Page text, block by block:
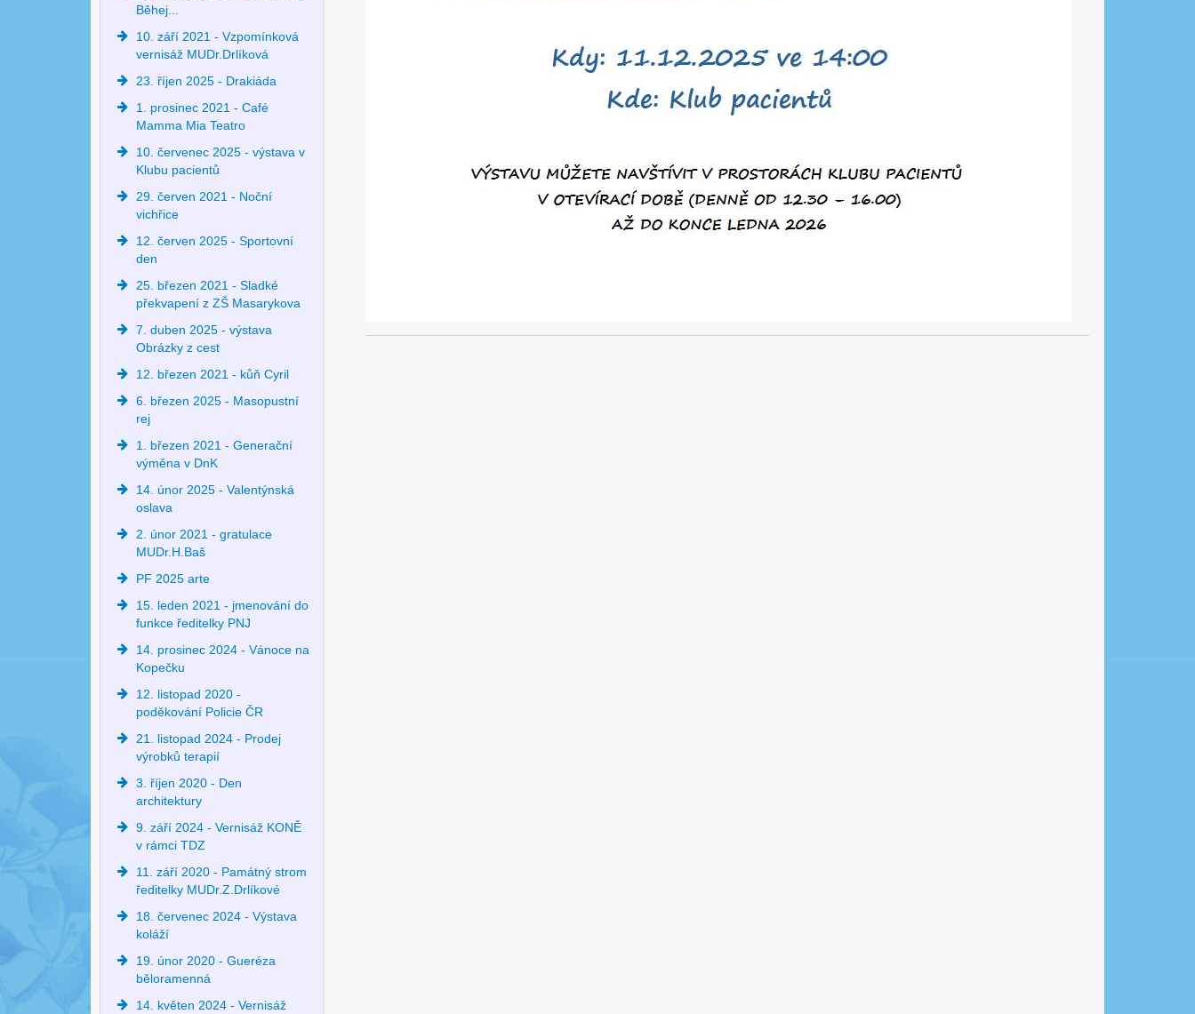
Běhej...
10. září 2021 - Vzpomínková
vernisáž MUDr.Drlíková
23. říjen 2025 - Drakiáda
1. prosinec 2021 - Café
Mamma Mia Teatro
10. červenec 2025 - výstava v
Klubu pacientů
29. červen 2021 - Noční
vichřice
12. červen 2025 - Sportovní
den
25. březen 2021 - Sladké
překvapení z ZŠ Masarykova
7. duben 2025 - výstava
Obrázky z cest
12. březen 2021 - kůň Cyril
6. březen 2025 - Masopustní
rej
1. březen 2021 - Generační
výměna v DnK
14. únor 2025 - Valentýnská
oslava
2. únor 2021 - gratulace
MUDr.H.Baš
PF 2025 arte
15. leden 2021 - jmenování do
funkce ředitelky PNJ
14. prosinec 2024 - Vánoce na
Kopečku
12. listopad 2020 -
poděkování Policie ČR
21. listopad 2024 - Prodej
výrobků terapií
3. říjen 2020 - Den
architektury
9. září 2024 - Vernisáž KONĚ
v rámci TDZ
11. září 2020 - Památný strom
ředitelky MUDr.Z.Drlíkové
18. červenec 2024 - Výstava
koláží
19. únor 2020 - Gueréza
běloramenná
14. květen 2024 - Vernisáž